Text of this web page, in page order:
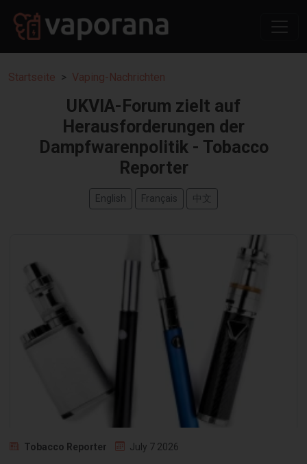
Startseite Vaping-Nachrichten
UKVIA-Forum zielt auf
Herausforderungen der
Dampfwarenpolitik - Tobacco
Reporter
English Français 中文
Tobacco Reporter July 7 2026